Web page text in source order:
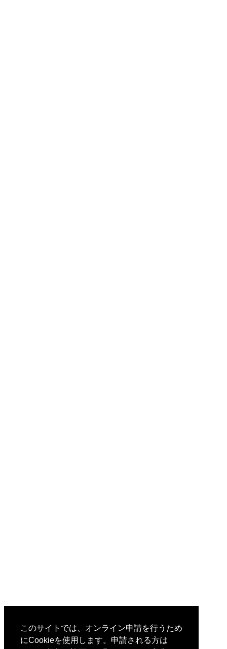
このサイトでは、オンライン申請を行うため
にCookieを使用します。申請される方は